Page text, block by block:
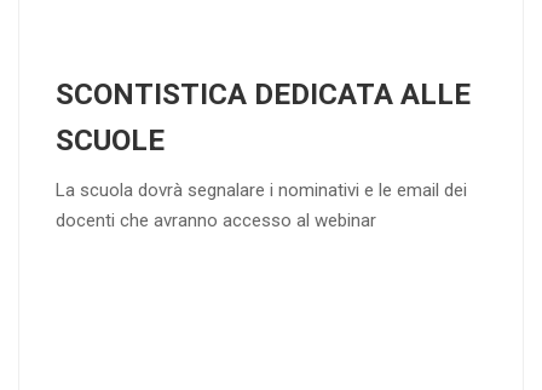
SCONTISTICA DEDICATA ALLE
SCUOLE
La scuola dovrà segnalare i nominativi e le email dei
docenti che avranno accesso al webinar